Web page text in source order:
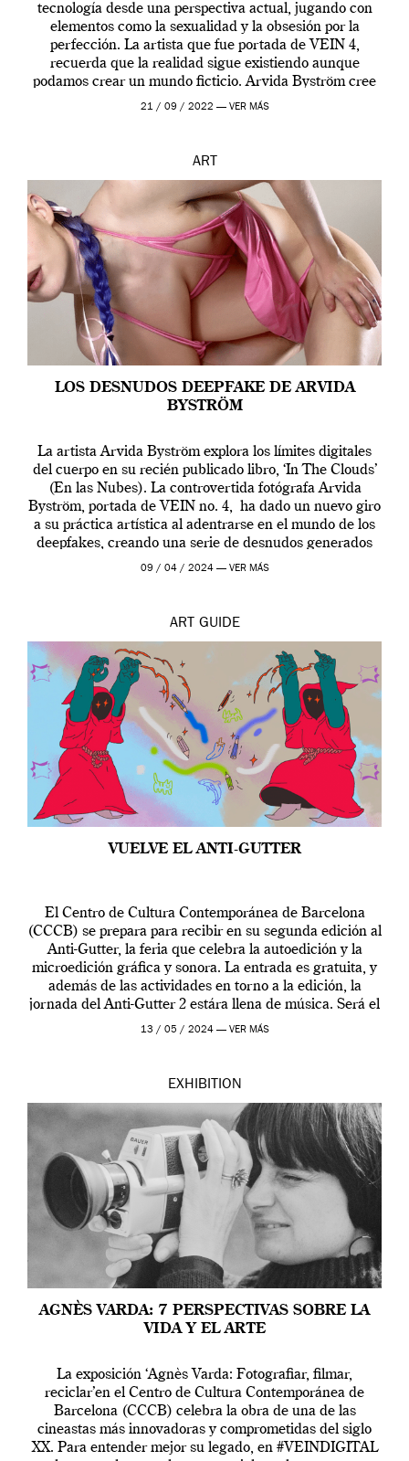
tecnología desde una perspectiva actual, jugando con
elementos como la sexualidad y la obsesión por la
perfección. La artista que fue portada de VEIN 4,
recuerda que la realidad sigue existiendo aunque
podamos crear un mundo ficticio. Arvida Byström cree
que los humanos tienen un complejo […]
21 / 09 / 2022 — VER MÁS
ART
LOS DESNUDOS DEEPFAKE DE ARVIDA
BYSTRÖM
La artista Arvida Byström explora los límites digitales
del cuerpo en su recién publicado libro, ‘In The Clouds’
(En las Nubes). La controvertida fotógrafa Arvida
Byström, portada de VEIN no. 4, ha dado un nuevo giro
a su práctica artística al adentrarse en el mundo de los
deepfakes, creando una serie de desnudos generados
por […]
09 / 04 / 2024 — VER MÁS
ART GUIDE
VUELVE EL ANTI-GUTTER
El Centro de Cultura Contemporánea de Barcelona
(CCCB) se prepara para recibir en su segunda edición al
Anti-Gutter, la feria que celebra la autoedición y la
microedición gráfica y sonora. La entrada es gratuita, y
además de las actividades en torno a la edición, la
jornada del Anti-Gutter 2 estára llena de música. Será el
[…]
13 / 05 / 2024 — VER MÁS
EXHIBITION
AGNÈS VARDA: 7 PERSPECTIVAS SOBRE LA
VIDA Y EL ARTE
La exposición ‘Agnès Varda: Fotografiar, filmar,
reciclar’en el Centro de Cultura Contemporánea de
Barcelona (CCCB) celebra la obra de una de las
cineastas más innovadoras y comprometidas del siglo
XX. Para entender mejor su legado, en #VEINDIGITAL